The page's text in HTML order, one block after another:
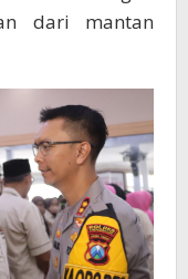
dari mantan